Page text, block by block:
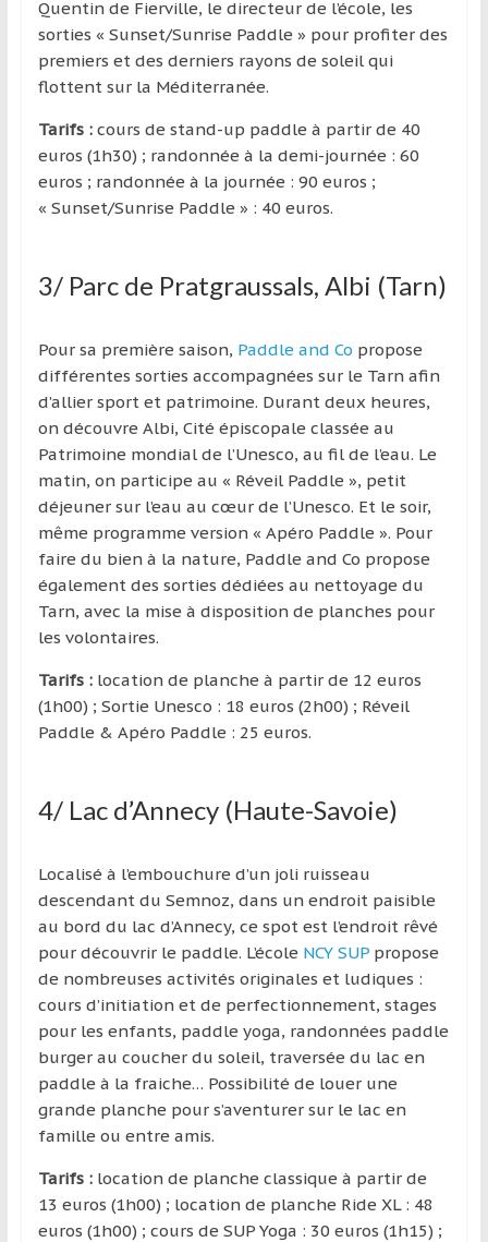
Quentin de Fierville, le directeur de l’école, les
sorties « Sunset/Sunrise Paddle » pour profiter des
premiers et des derniers rayons de soleil qui
flottent sur la Méditerranée.
Tarifs : cours de stand-up paddle à partir de 40
euros (1h30) ; randonnée à la demi-journée : 60
euros ; randonnée à la journée : 90 euros ;
« Sunset/Sunrise Paddle » : 40 euros.
3/ Parc de Pratgraussals, Albi (Tarn)
Pour sa première saison, Paddle and Co propose
différentes sorties accompagnées sur le Tarn afin
d’allier sport et patrimoine. Durant deux heures,
on découvre Albi, Cité épiscopale classée au
Patrimoine mondial de l’Unesco, au fil de l’eau. Le
matin, on participe au « Réveil Paddle », petit
déjeuner sur l’eau au cœur de l’Unesco. Et le soir,
même programme version « Apéro Paddle ». Pour
faire du bien à la nature, Paddle and Co propose
également des sorties dédiées au nettoyage du
Tarn, avec la mise à disposition de planches pour
les volontaires.
Tarifs :location de planche à partir de 12 euros
(1h00) ; Sortie Unesco : 18 euros (2h00) ; Réveil
Paddle & Apéro Paddle : 25 euros.
4/ Lac d’Annecy (Haute-Savoie)
Localisé à l’embouchure d’un joli ruisseau
descendant du Semnoz, dans un endroit paisible
au bord du lac d’Annecy, ce spot est l’endroit rêvé
pour découvrir le paddle. L’école NCY SUPpropose
de nombreuses activités originales et ludiques :
cours d’initiation et de perfectionnement, stages
pour les enfants, paddle yoga, randonnées paddle
burger au coucher du soleil, traversée du lac en
paddle à la fraiche… Possibilité de louer une
grande planche pour s’aventurer sur le lac en
famille ou entre amis.
Tarifs : location de planche classique à partir de
13 euros (1h00) ; location de planche Ride XL : 48
euros (1h00) ; cours de SUP Yoga : 30 euros (1h15) ;